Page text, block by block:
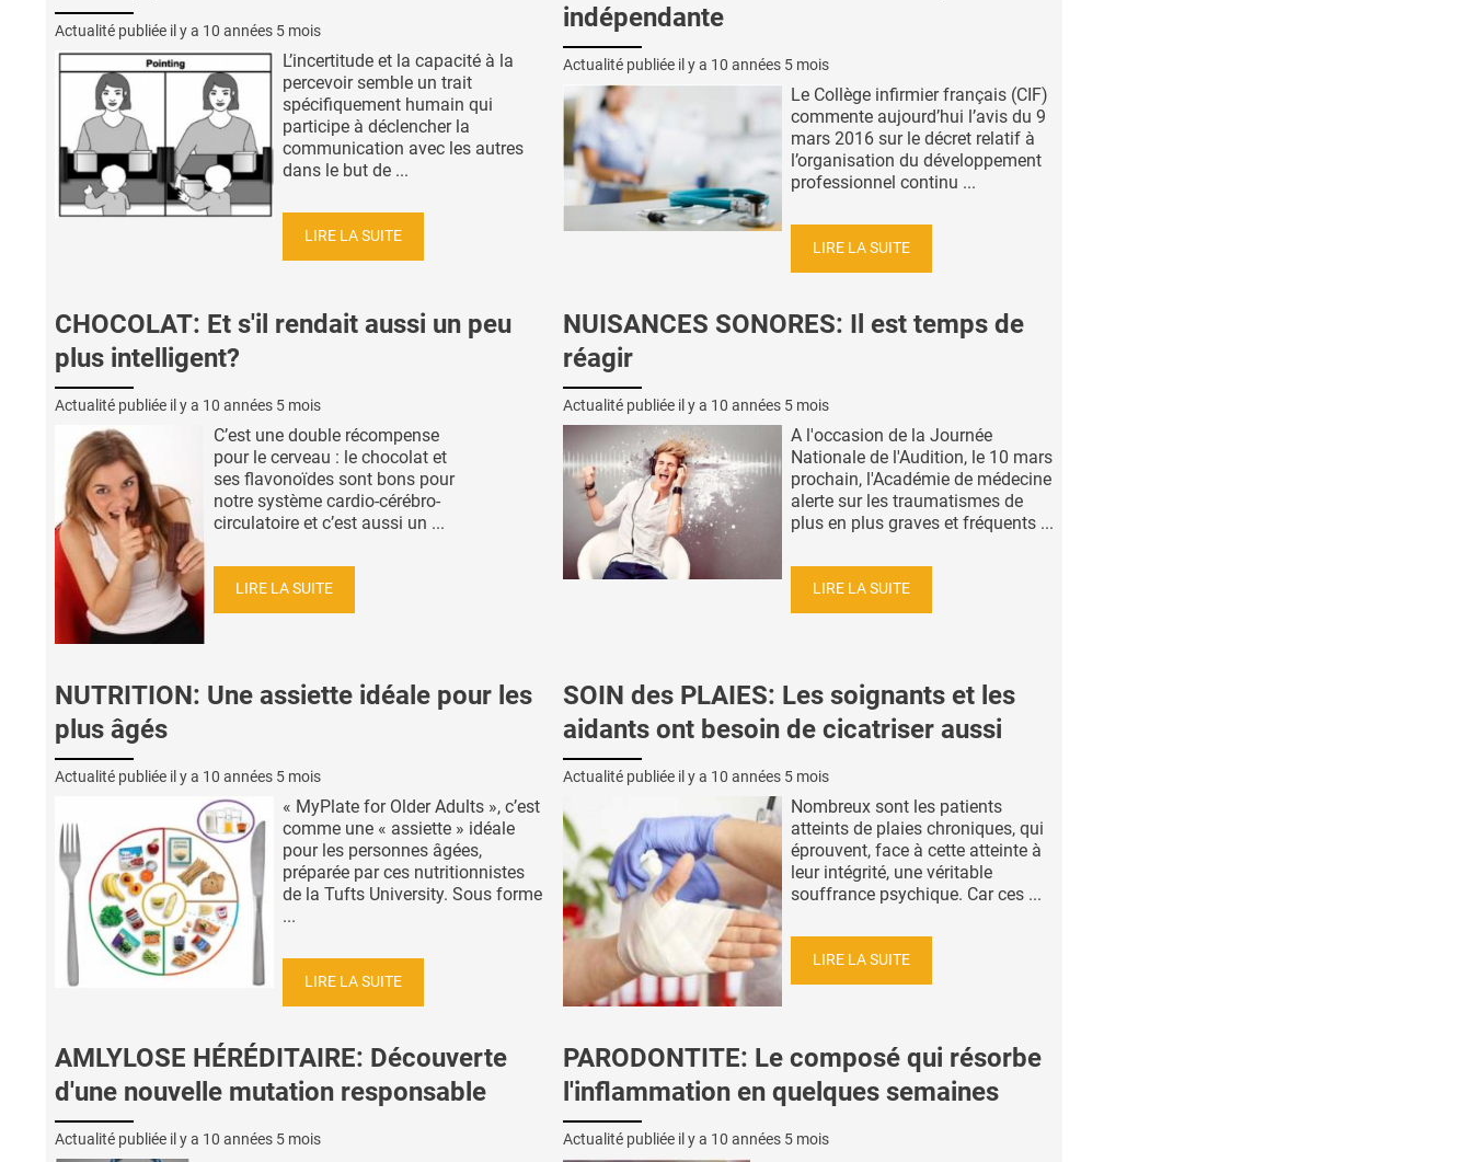
Actualité publiée il y a 10 années 5 mois
L’incertitude et la capacité à la
percevoir semble un trait
spécifiquement humain qui
participe à déclencher la
communication avec les autres
dans le but de ...
LIRE LA SUITE
indépendante
Actualité publiée il y a 10 années 5 mois
Le Collège infirmier français (CIF)
commente aujourd’hui l’avis du 9
mars 2016 sur le décret relatif à
l’organisation du développement
professionnel continu ...
LIRE LA SUITE
CHOCOLAT: Et s'il rendait aussi un peu
plus intelligent?
Actualité publiée il y a 10 années 5 mois
C’est une double récompense
pour le cerveau : le chocolat et
ses flavonoïdes sont bons pour
notre système cardio-cérébro-
circulatoire et c’est aussi un ...
LIRE LA SUITE
NUISANCES SONORES: Il est temps de
réagir
Actualité publiée il y a 10 années 5 mois
A l'occasion de la Journée
Nationale de l'Audition, le 10 mars
prochain, l'Académie de médecine
alerte sur les traumatismes de
plus en plus graves et fréquents ...
LIRE LA SUITE
NUTRITION: Une assiette idéale pour les
plus âgés
Actualité publiée il y a 10 années 5 mois
« MyPlate for Older Adults », c’est
comme une « assiette » idéale
pour les personnes âgées,
préparée par ces nutritionnistes
de la Tufts University. Sous forme
...
LIRE LA SUITE
SOIN des PLAIES: Les soignants et les
aidants ont besoin de cicatriser aussi
Actualité publiée il y a 10 années 5 mois
Nombreux sont les patients
atteints de plaies chroniques, qui
éprouvent, face à cette atteinte à
leur intégrité, une véritable
souffrance psychique. Car ces ...
LIRE LA SUITE
AMLYLOSE HÉRÉDITAIRE: Découverte
d'une nouvelle mutation responsable
Actualité publiée il y a 10 années 5 mois
PARODONTITE: Le composé qui résorbe
l'inflammation en quelques semaines
Actualité publiée il y a 10 années 5 mois